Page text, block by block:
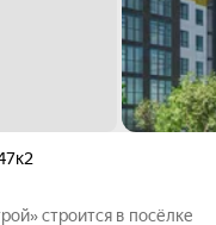
строится в посёлке